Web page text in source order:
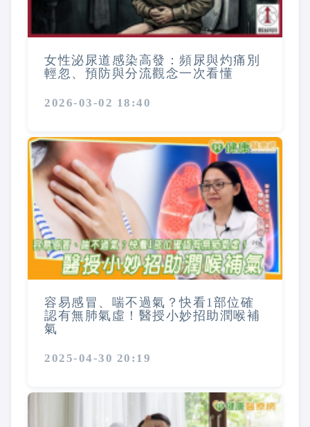
女性泌尿道感染高發：頻尿與灼痛別
輕忽、預防與分流觀念一次看懂
2026-03-02 18:40
容易感冒、喘不過氣？快看1部位確
認有無肺氣虛！醫授小妙招助潤喉補
氣
2025-04-30 20:19